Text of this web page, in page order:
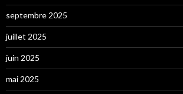
septembre 2025
juillet 2025
juin 2025
mai 2025